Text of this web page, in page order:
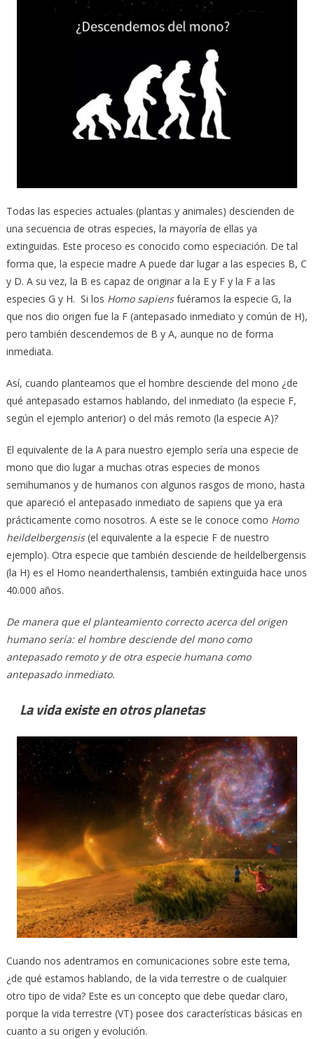
Todas las especies actuales (plantas y animales) descienden de
una secuencia de otras especies, la mayoría de ellas ya
extinguidas. Este proceso es conocido como especiación. De tal
forma que, la especie madre A puede dar lugar a las especies B, C
y D. A su vez, la B es capaz de originar a la E y F y la F a las
especies G y H. Si los Homo sapiensfuéramos la especie G, la
que nos dio origen fue la F (antepasado inmediato y común de H),
pero también descendemos de B y A, aunque no de forma
inmediata.
Así, cuando planteamos que el hombre desciende del mono ¿de
qué antepasado estamos hablando, del inmediato (la especie F,
según el ejemplo anterior) o del más remoto (la especie A)?
El equivalente de la A para nuestro ejemplo sería una especie de
mono que dio lugar a muchas otras especies de monos
semihumanos y de humanos con algunos rasgos de mono, hasta
que apareció el antepasado inmediato de sapiens que ya era
prácticamente como nosotros. A este se le conoce como Homo
heildelbergensis(el equivalente a la especie F de nuestro
ejemplo). Otra especie que también desciende de heildelbergensis
(la H) es el Homo neanderthalensis, también extinguida hace unos
40.000 años.
De manera que el planteamiento correcto acerca del origen
humano sería: el hombre desciende del mono como
antepasado remoto y de otra especie humana como
antepasado inmediato.
La vida existe en otros planetas
Cuando nos adentramos en comunicaciones sobre este tema,
¿de qué estamos hablando, de la vida terrestre o de cualquier
otro tipo de vida? Este es un concepto que debe quedar claro,
porque la vida terrestre (VT) posee dos características básicas en
cuanto a su origen y evolución.